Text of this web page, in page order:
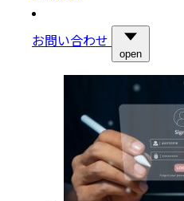
お問い合わせ
open